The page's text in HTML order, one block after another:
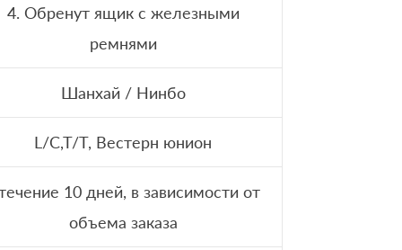
4. Обренут ящик с железными
ремнями
Шанхай / Нинбо
L/C,T/T, Вестерн юнион
10 дней, в зависимости от
объема заказа